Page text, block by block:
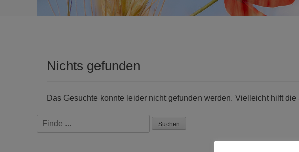
Nichts gefunden
Das Gesuchte konnte leider nicht gefunden werden. Vielleicht hilft die
Suchen
nach: